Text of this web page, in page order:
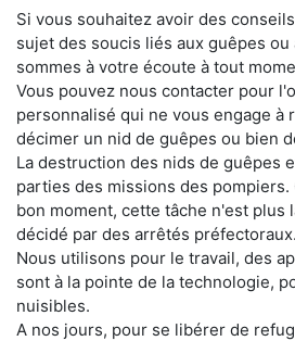
Si vous souhaitez avoir des
sujet des soucis liés aux guêpes
sommes à votre écoute à tout
Vous pouvez nous contacter pour
personnalisé qui ne vous engage à
décimer un nid de guêpes ou bien
La destruction des nids de guêpes
parties des missions des
bon moment, cette tâche n'est plus
décidé par des arrêtés préfectoraux.
Nous utilisons pour le travail, des
sont à la pointe de la technologie,
nuisibles.
A nos jours, pour se libérer de